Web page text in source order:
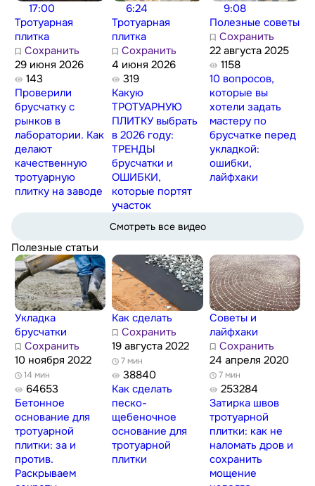
17:00
Тротуарная
плитка
Сохранить
29 июня 2026
143
Проверили
брусчатку с
рынков в
лаборатории. Как
делают
качественную
тротуарную
плитку на заводе
6:24
Тротуарная
плитка
Сохранить
4 июня 2026
319
Какую
ТРОТУАРНУЮ
ПЛИТКУ выбрать
в 2026 году:
ТРЕНДЫ
брусчатки и
ОШИБКИ,
которые портят
участок
9:08
Полезные советы
Сохранить
22 августа 2025
1158
10 вопросов,
которые вы
хотели задать
мастеру по
брусчатке перед
укладкой:
ошибки,
лайфхаки
Смотреть все видео
Полезные статьи
Укладка
брусчатки
Сохранить
10 ноября 2022
14 мин
64653
Бетонное
основание для
тротуарной
плитки: за и
против.
Раскрываем
Как сделать
Сохранить
19 августа 2022
7 мин
38840
Как сделать
песко-
щебеночное
основание для
тротуарной
плитки
Советы и
лайфхаки
Сохранить
24 апреля 2020
7 мин
253284
Затирка швов
тротуарной
плитки: как не
наломать дров и
сохранить
мощение